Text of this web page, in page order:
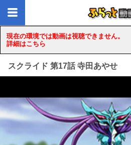
現在の環境では動画は視聴できません。
詳細はこちら
スクライド 第17話 寺田あやせ